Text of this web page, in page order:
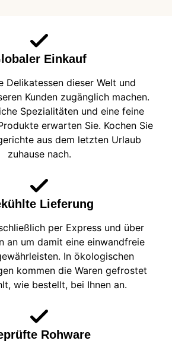
Einkauf
Delikatessen dieser Welt und
Kunden zugänglich machen.
Spezialitäten und eine feine
erwarten Sie. Kochen Sie
aus dem letzten Urlaub
zuhause nach.
Lieferung
per Express und über
an um damit eine einwandfreie
In ökologischen
kommen die Waren gefrostet
wie bestellt, bei Ihnen an.
Rohware